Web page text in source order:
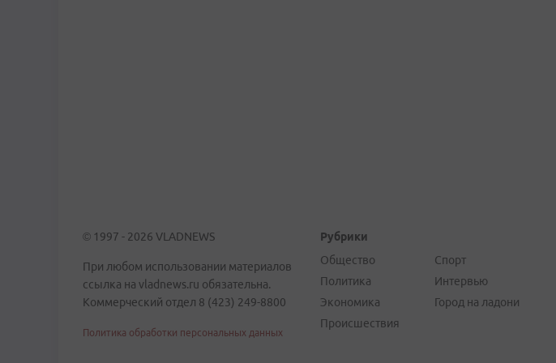
© 1997 - 2026 VLADNEWS
При любом использовании материалов
ссылка на vladnews.ru обязательна.
Коммерческий отдел 8 (423) 249-8800
Политика обработки персональных данных
Рубрики
Общество
Политика
Экономика
Происшествия
Спорт
Интервью
Город на ладони